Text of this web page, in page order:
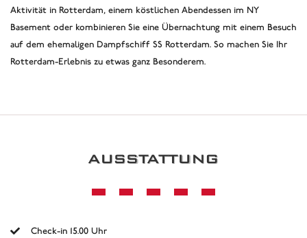
Aktivität in Rotterdam, einem köstlichen Abendessen im NY
Basement oder kombinieren Sie eine Übernachtung mit einem Besuch
auf dem ehemaligen Dampfschiff SS Rotterdam. So machen Sie Ihr
Rotterdam-Erlebnis zu etwas ganz Besonderem.
AUSSTATTUNG
Check-in 15.00 Uhr